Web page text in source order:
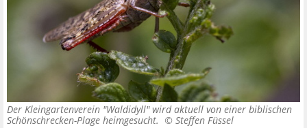
Der Kleingartenverein "Waldidyll" wird aktuell von einer biblischen
Schönschrecken-Plage heimgesucht. © Steffen Füssel